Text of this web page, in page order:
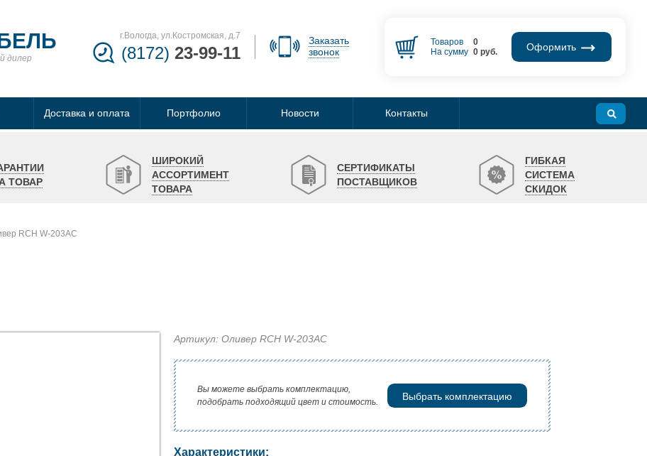
дилер
г.Вологда, ул.Костромская, д.7
(8172) 23-99-11
Заказать
звонок
Товаров
0
На сумму 0руб. Оформить
Доставка и оплата Портфолио Новости Контакты
ТОВАР
ШИРОКИЙ
АССОРТИМЕНТ
ТОВАРА
СЕРТИФИКАТЫ
ПОСТАВЩИКОВ
ГИБКАЯ
СИСТЕМА
СКИДОК
RCH W-203AC
Артикул: Оливер RCH W-203AC
Вы можете выбрать комплектацию,
подобрать подходящий цвет и стоимость.
Выбрать комплектацию
Характеристики: